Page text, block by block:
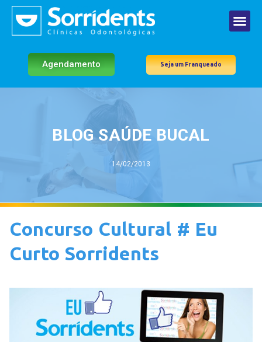
Agendamento Seja um Franqueado
BLOG SAÚDE BUCAL
14/02/2013
Concurso Cultural # Eu
Curto Sorridents